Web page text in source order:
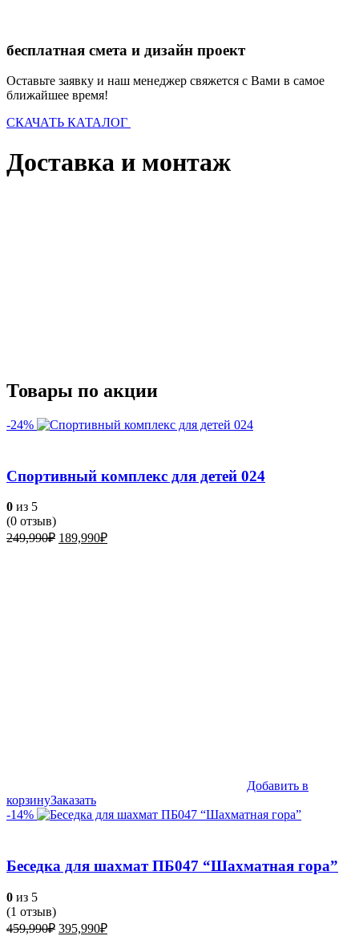
бесплатная смета и дизайн проект
Оставьте заявку и наш менеджер свяжется с Вами в самое
ближайшее время!
СКАЧАТЬ КАТАЛОГ
Доставка и монтаж
Товары по акции
-24%
Спортивный комплекс для детей 024
0 из 5
(0 отзыв)
249,990₽ Первоначальная
189,990₽Текущая
Добавить в
корзинуЗаказать
-14%
Беседка для шахмат ПБ047 “Шахматная гора”
0 из 5
(1 отзыв)
459,990₽ Первоначальная
395,990₽Текущая